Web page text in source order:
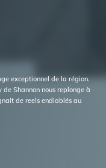
exceptionnel de la région.
de Shannon nous replonge à
de reels endiablés au